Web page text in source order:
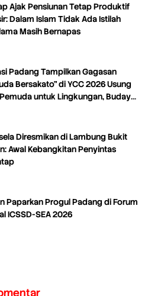
Ajak Pensiunan Tetap Produktif
Dalam Islam Tidak Ada Istilah
Masih Bernapas
Padang Tampilkan Gagasan
Bersakato” di YCC 2026 Usung
untuk Lingkungan, Budaya,
Diresmikan di Lambung Bukit
Awal Kebangkitan Penyintas
Paparkan Progul Padang di Forum
ICSSD-SEA 2026